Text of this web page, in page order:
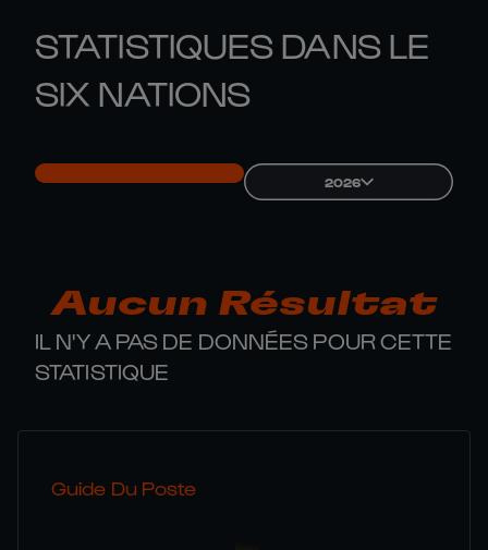
STATISTIQUES DANS LE
SIX NATIONS
2026
Aucun Résultat
IL N'Y A PAS DE DONNÉES POUR CETTE
STATISTIQUE
Guide Du Poste